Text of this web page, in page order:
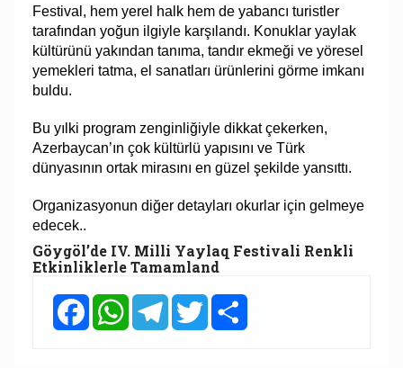
Festival, hem yerel halk hem de yabancı turistler
tarafından yoğun ilgiyle karşılandı. Konuklar yaylak
kültürünü yakından tanıma, tandır ekmeği ve yöresel
yemekleri tatma, el sanatları ürünlerini görme imkanı
buldu.
Bu yılki program zenginliğiyle dikkat çekerken,
Azerbaycan’ın çok kültürlü yapısını ve Türk
dünyasının ortak mirasını en güzel şekilde yansıttı.
Organizasyonun diğer detayları okurlar için gelmeye
edecek..
Göygöl’de IV. Milli Yaylaq Festivali Renkli
Etkinliklerle Tamamland
FacebookWhatsAppTelegramTwitter